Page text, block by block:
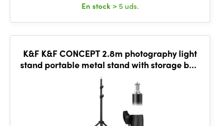
En stock > 5 uds.
K&F K&F CONCEPT 2.8m photography light
stand portable metal stand with storage bag
and 1/4" screw